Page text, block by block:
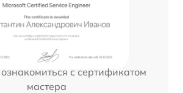
с сертификатом
мастера